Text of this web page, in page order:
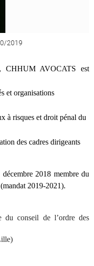
2019
CHHUM AVOCATS est
et organisations
à risques et droit pénal du
des cadres dirigeants
2018 membre du
2019-2021).
du conseil de l’ordre des